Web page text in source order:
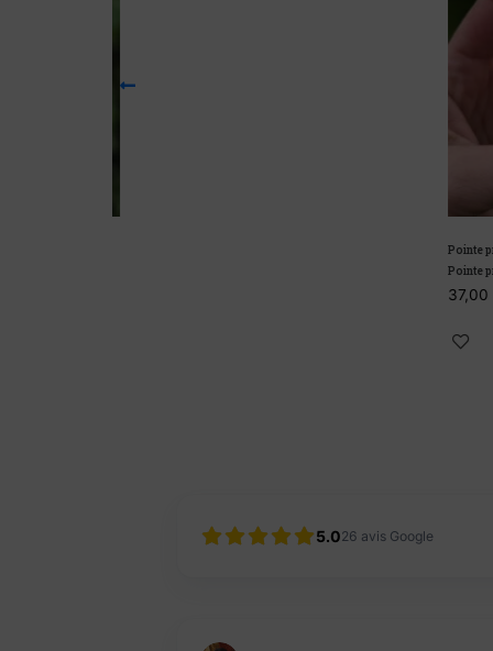
Pointe
Pointe
37,00€
5.026 avis Google